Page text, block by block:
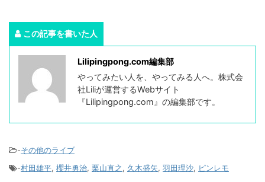
この記事を書いた人
Lilipingpong.com編集部
やってみたい人を、やってみる人へ。株式会
社Liliが運営するWebサイト
『Lilipingpong.com』の編集部です。
-その他のライブ
-村田雄平, 櫻井勇治, 栗山直之, 久木盛矢, 羽田理沙, ピンレモ